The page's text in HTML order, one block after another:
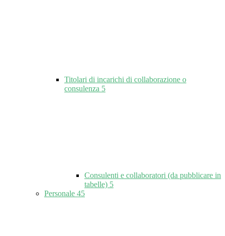
Titolari di incarichi di collaborazione o
consulenza 5
Consulenti e collaboratori (da pubblicare in
tabelle) 5
Personale 45